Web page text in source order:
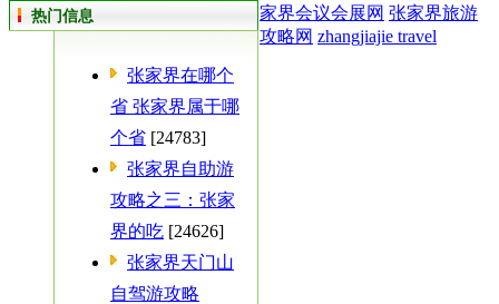
热门信息
张家界在哪个
省 张家界属于哪
个省 [24783]
张家界自助游
攻略之三：张家
界的吃 [24626]
张家界天门山
自驾游攻略
家界会议会展网 张家界旅游
攻略网 zhangjiajie travel